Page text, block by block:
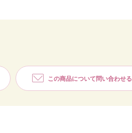
この商品について問い合わせる